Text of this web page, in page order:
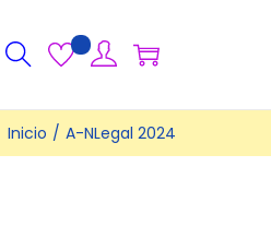
Inicio / A-NLegal 2024